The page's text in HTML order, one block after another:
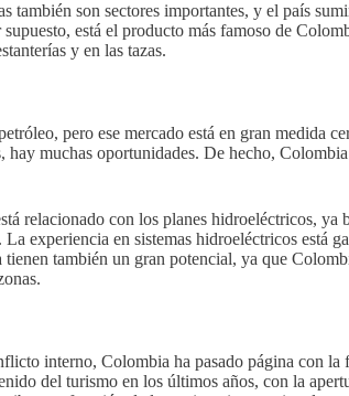
también son sectores importantes, y el país
está el producto más famoso de
y en las tazas.
pero ese mercado está en gran medida
hay muchas oportunidades. De hecho,
relacionado con los planes hidroeléctricos,
experiencia en sistemas hidroeléctricos está
tienen también un gran potencial, ya que
interno, Colombia ha pasado página con
del turismo en los últimos años, con la